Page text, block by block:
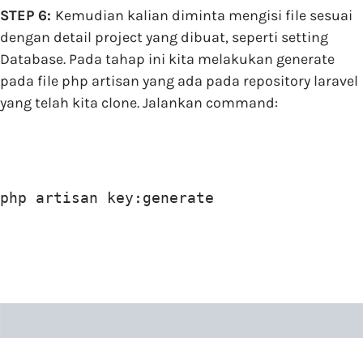
STEP 6: Kemudian kalian diminta mengisi file sesuai
dengan detail project yang dibuat, seperti setting
Database. Pada tahap ini kita melakukan generate
pada file php artisan yang ada pada repository laravel
yang telah kita clone. Jalankan command:
php artisan key:generate